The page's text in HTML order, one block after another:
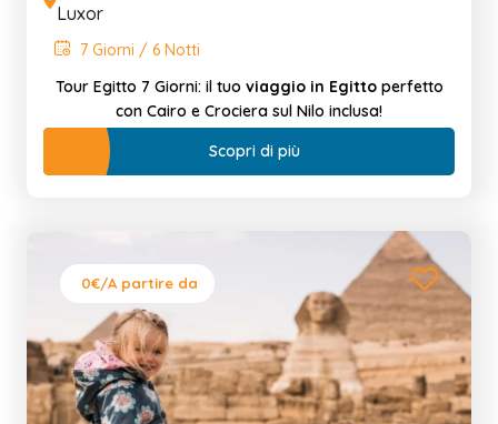
Luxor
7 Giorni / 6 Notti
Tour Egitto 7 Giorni: il tuo viaggio in Egittoperfetto
con Cairo e Crociera sul Nilo inclusa!
Scopri di più
0€/A partire da